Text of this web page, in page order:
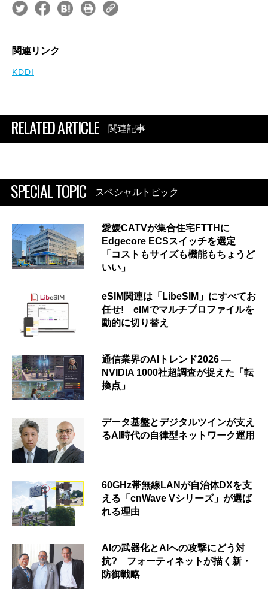
関連リンク
KDDI
RELATED ARTICLE 関連記事
SPECIAL TOPIC スペシャルトピック
愛媛CATVが集合住宅FTTHに
Edgecore ECSスイッチを選定
「コストもサイズも機能もちょうど
いい」
eSIM関連は「LibeSIM」にすべてお
任せ! eIMでマルチプロファイルを
動的に切り替え
通信業界のAIトレンド2026 ―
NVIDIA 1000社超調査が捉えた「転
換点」
データ基盤とデジタルツインが支え
るAI時代の自律型ネットワーク運用
60GHz帯無線LANが自治体DXを支
える「cnWave Vシリーズ」が選ば
れる理由
AIの武器化とAIへの攻撃にどう対
抗? フォーティネットが描く新・
防御戦略